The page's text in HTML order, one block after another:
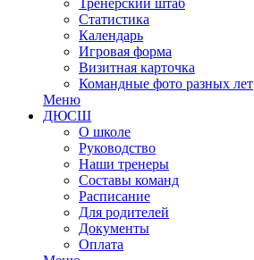
Тренерский штаб
Статистика
Календарь
Игровая форма
Визитная карточка
Командные фото разных лет
Меню
ДЮСШ
О школе
Руководство
Наши тренеры
Составы команд
Расписание
Для родителей
Документы
Оплата